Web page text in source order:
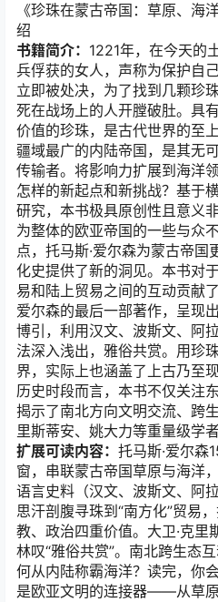
《珍珠在蒙古帝国：草原、海
绍
书籍简介： 1221年，在今天的
兵俘获的女人，声称为保护自
立即被处决，为了找到几颗珍
死在战场上的人开膛破肚。具
价值的珍珠，是古代世界的至
疆域最广的内陆帝国，是其无
传输者。将影响力扩展到海洋
怎样的新起点和新挑战？基于
研究，本书极具原创性且意义
为整体的欧亚帝国的一些与众
点，托马斯·爱尔森为蒙古帝
化史提供了新的洞见。本书对
易和陆上贸易之间的互动贡献
爱尔森的最后一部著作，呈现
博引，利用汉文、波斯文、阿
法深入浅出，雅俗共赏。用珍
界，实际上也涵盖了上古乃至
历史时段而言，本书不仅关注
揭示了南北方向文明交流、跨
里斯蒂安、姚大力等重量级学
扩展可读内容： 托马斯·爱尔森
窗，串联蒙古帝国草原与海洋
语言史料（汉文、波斯文、阿
思汗剖腹寻珠到“南方化”贸易
教、政治四重价值。大卫·克里
林叹“雅俗共赏”。南北跨生态
何从内陆称霸海洋？读完，你
是欧亚文明的连接器——从草原